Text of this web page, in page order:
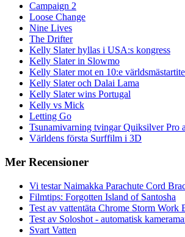
Campaign 2
Loose Change
Nine Lives
The Drifter
Kelly Slater hyllas i USA:s kongress
Kelly Slater in Slowmo
Kelly Slater mot en 10:e
Kelly Slater och Dalai Lama
Kelly Slater wins Portugal
Kelly vs Mick
Letting Go
Tsunamivarning tvingar Quiksilver Pro
Världens första Surffilm i 3D
Mer Recensioner
Vi testar Naimakka Parachute Cord
Filmtips: Forgotten Island of Santosha
Test av vattentäta Chrome Storm Work
Test av Soloshot - automatisk
Svart Vatten